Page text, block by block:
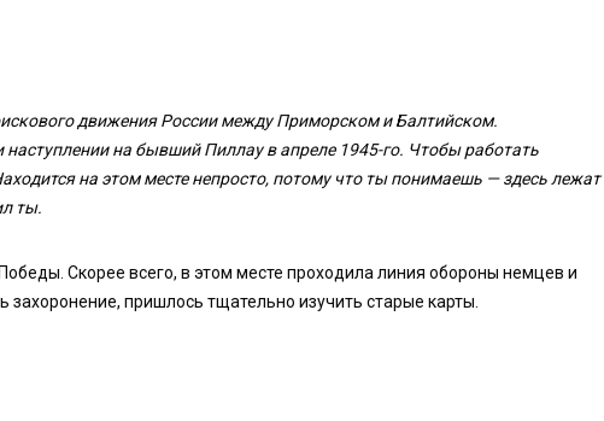
движения России между Приморском и Балтийском.
на бывший Пиллау в апреле 1945-го. Чтобы работать
на этом месте непросто, потому что ты понимаешь — здесь лежат
ты.
Скорее всего, в этом месте проходила линия обороны немцев и
пришлось тщательно изучить старые карты.